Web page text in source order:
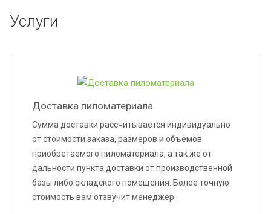
Услуги
Доставка пиломатериала
Сумма доставки рассчитывается индивидуально
от стоимости заказа, размеров и объемов
приобретаемого пиломатериала, а так же от
дальности пункта доставки от производственной
базы либо складского помещения. Более точную
стоимость вам отзвучит менеджер.